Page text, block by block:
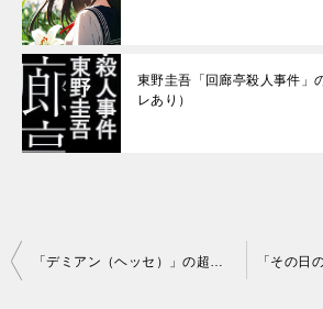
東野圭吾「回廊亭殺人事件」
レあり）
投
「デミアン（ヘッセ）」の超あらすじ（ネタバレあり）